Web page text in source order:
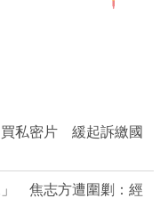
買私密片 緩起訴繳國
」 焦志方遭圍剿：經